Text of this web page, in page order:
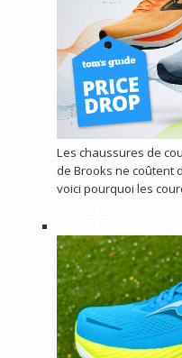
Les chaussures de
de Brooks ne coûtent
voici pourquoi les